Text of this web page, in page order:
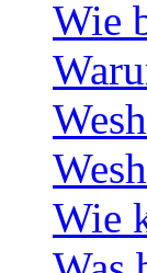
Wie
Wie